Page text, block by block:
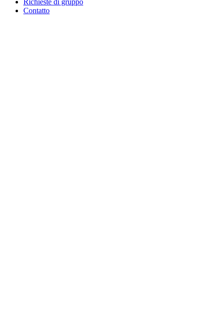
Richieste di gruppo
Contatto